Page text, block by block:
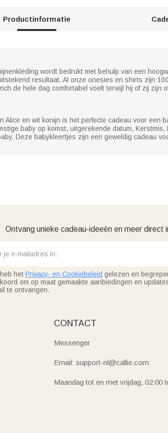
Productinformatie
wordt bedrukt met behulp van een
resultaat. Al onze onesies en shirts zijn
de hele dag comfortabel voelt terwijl hij of zij zijn
Alice en wit konijn is het perfecte cadeau voor een
baby op komst, uitgerekende datum,
Deze babykleertjes zijn een geweldig cadeau
Ontvang unieke cadeau-ideeën en meer direct
het Privacy- en Cookiebeleid gelezen en
om op maat gemaakte aanbiedingen en
te ontvangen.
CONTACT
Messenger
Email: support-nl@callie.com
Maandag tot en met vrijdag, 02:00